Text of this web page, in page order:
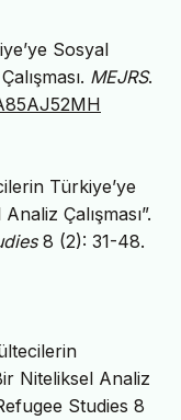
Sosyal
MEJRS.
Türkiye’ye
Çalışması”.
8 (2): 31-48.
Niteliksel Analiz
Studies 8